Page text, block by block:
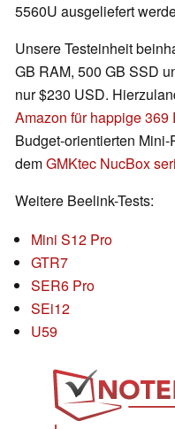
5560U ausgeliefert
Unsere Testeinheit
GB RAM, 500 GB SSD
nur $230 USD.
Amazon für happige 369
Budget-orientierten
demGMKtec NucBox
Weitere Beelink-Tests:
Mini S12 Pro
GTR7
SER6 Pro
SEi12
U59